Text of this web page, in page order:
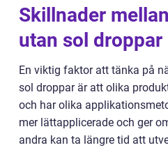
Skillnader
utan sol droppar
En viktig faktor att tänka på
sol droppar är att olika
och har olika
mer lättapplicerade och ger
andra kan ta längre tid att